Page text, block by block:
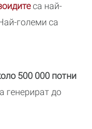
са най-
големи са
500 000 потни
генерират до